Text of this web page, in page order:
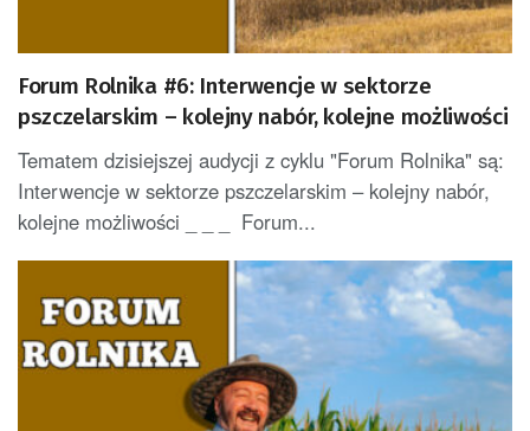
Forum Rolnika #6: Interwencje w sektorze
pszczelarskim – kolejny nabór, kolejne możliwości
Tematem dzisiejszej audycji z cyklu "Forum Rolnika" są:
Interwencje w sektorze pszczelarskim – kolejny nabór,
kolejne możliwości _ _ _ Forum...